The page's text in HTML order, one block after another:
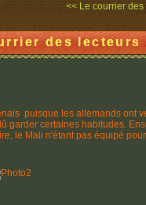
<< Le courrier des
des
puisque les allemands ont
garder certaines habitudes.
le Mali n'étant pas équipé